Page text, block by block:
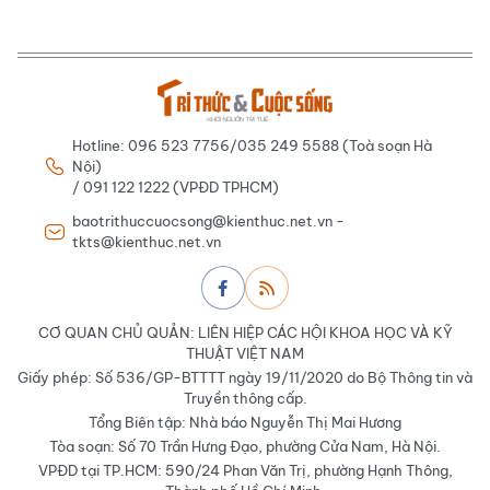
Hotline: 096 523 7756/035 249 5588 (Toà soạn Hà
Nội)
/ 091 122 1222 (VPĐD TPHCM)
baotrithuccuocsong@kienthuc.net.vn -
tkts@kienthuc.net.vn
CƠ QUAN CHỦ QUẢN: LIÊN HIỆP CÁC HỘI KHOA HỌC VÀ KỸ
THUẬT VIỆT NAM
Giấy phép: Số 536/GP-BTTTT ngày 19/11/2020 do Bộ Thông tin và
Truyền thông cấp.
Tổng Biên tập: Nhà báo Nguyễn Thị Mai Hương
Tòa soạn: Số 70 Trần Hưng Đạo, phường Cửa Nam, Hà Nội.
VPĐD tại TP.HCM: 590/24 Phan Văn Trị, phường Hạnh Thông,